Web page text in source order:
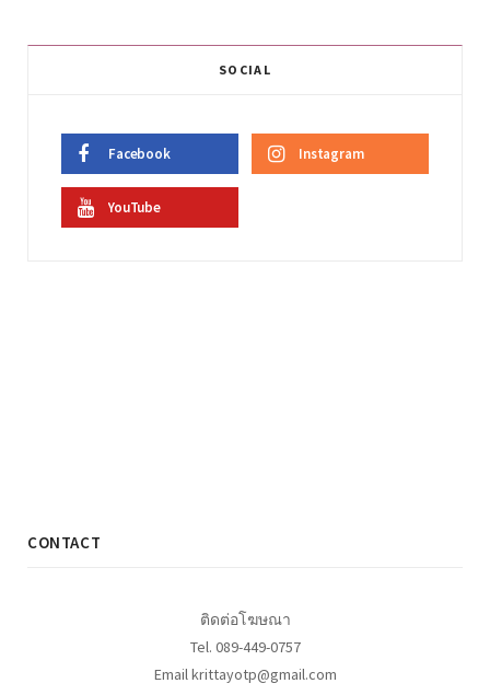
SOCIAL
Facebook Instagram
YouTube
CONTACT
ติดต่อโฆษณา
Tel. 089-449-0757
Email krittayotp@gmail.com